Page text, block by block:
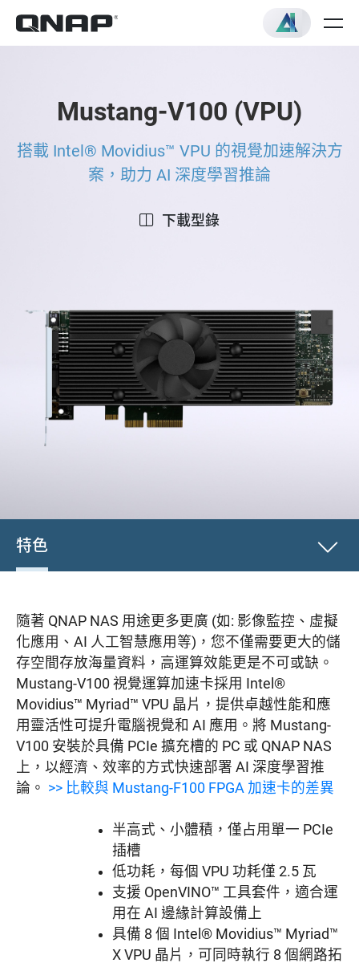
Mustang-V100 (VPU)
搭載 Intel® Movidius™ VPU 的視覺加速解決方
案，助力 AI 深度學習推論
下載型錄
特色
隨著 QNAP NAS 用途更多更廣 (如: 影像監控、虛擬
化應用、AI 人工智慧應用等)，您不僅需要更大的儲
存空間存放海量資料，高運算效能更是不可或缺。
Mustang-V100 視覺運算加速卡採用 Intel®
Movidius™ Myriad™ VPU 晶片，提供卓越性能和應
用靈活性可提升電腦視覺和 AI 應用。將 Mustang-
V100 安裝於具備 PCIe 擴充槽的 PC 或 QNAP NAS
上，以經濟、效率的方式快速部署 AI 深度學習推
論。 >> 比較與 Mustang-F100 FPGA 加速卡的差異
半高式、小體積，僅占用單一 PCIe
插槽
低功耗，每個 VPU 功耗僅 2.5 瓦
支援 OpenVINO™ 工具套件，適合運
用在 AI 邊緣計算設備上
具備 8 個 Intel® Movidius™ Myriad™
X VPU 晶片，可同時執行 8 個網路拓